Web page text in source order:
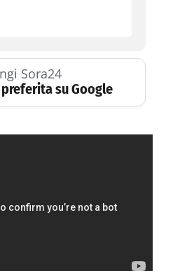
Sora24
su Google